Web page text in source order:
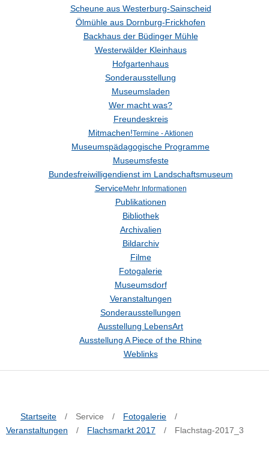
Scheune aus Westerburg-Sainscheid
Ölmühle aus Dornburg-Frickhofen
Backhaus der Büdinger Mühle
Westerwälder Kleinhaus
Hofgartenhaus
Sonderausstellung
Museumsladen
Wer macht was?
Freundeskreis
Mitmachen!Termine - Aktionen
Museumspädagogische Programme
Museumsfeste
Bundesfreiwilligendienst im Landschaftsmuseum
ServiceMehr Informationen
Publikationen
Bibliothek
Archivalien
Bildarchiv
Filme
Fotogalerie
Museumsdorf
Veranstaltungen
Sonderausstellungen
Ausstellung LebensArt
Ausstellung A Piece of the Rhine
Weblinks
Startseite / Service / Fotogalerie
/
Veranstaltungen
/ Flachsmarkt 2017 / Flachstag-2017_3